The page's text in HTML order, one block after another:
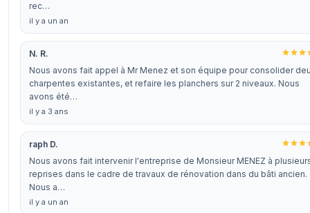
rec…
il y a un an
N. R.
Nous avons fait appel à Mr Menez et son équipe pour consolider
charpentes existantes, et refaire les planchers sur 2 niveaux. Nous
avons été…
il y a 3 ans
raph D.
Nous avons fait intervenir l'entreprise de Monsieur MENEZ à
reprises dans le cadre de travaux de rénovation dans du bâti ancien.
Nous a…
il y a un an